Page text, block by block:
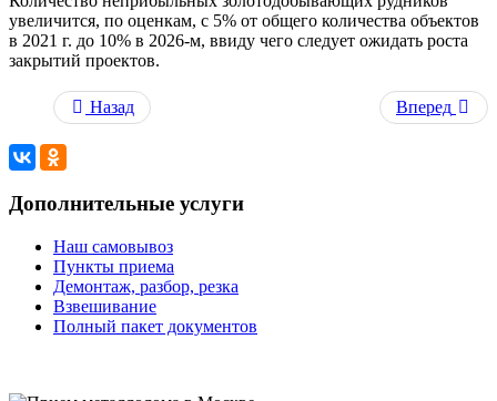
увеличится, по оценкам, с 5% от общего количества объектов
в 2021 г. до 10% в 2026-м, ввиду чего следует ожидать роста
закрытий проектов.
Назад Вперед
Дополнительные услуги
Наш самовывоз
Пункты приема
Демонтаж, разбор, резка
Взвешивание
Полный пакет документов